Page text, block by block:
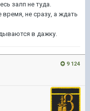
залп не туда.
не сразу, а ждать
в дажку.
9 124